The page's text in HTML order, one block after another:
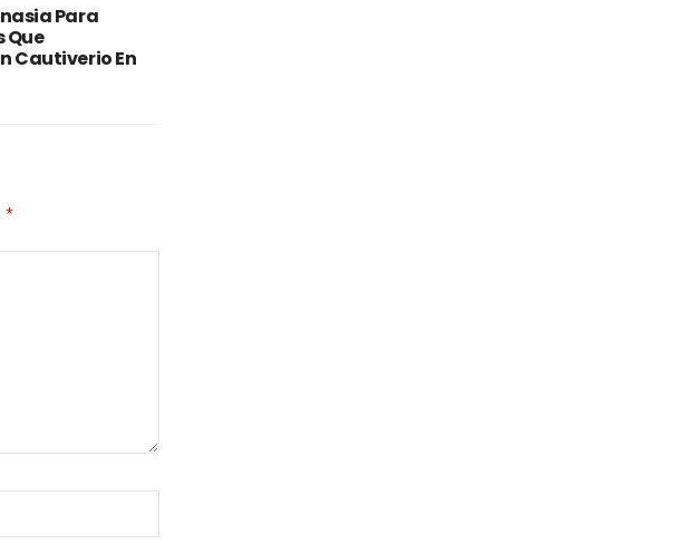
Para
Que
Cautiverio En
*